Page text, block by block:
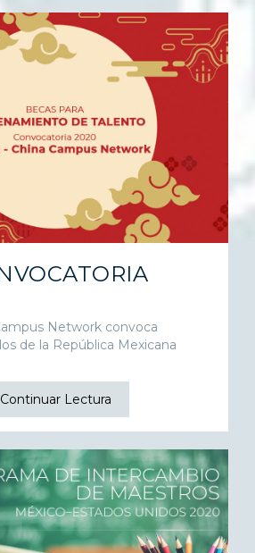
Network convoca
de la República Mexicana
Continuar Lectura